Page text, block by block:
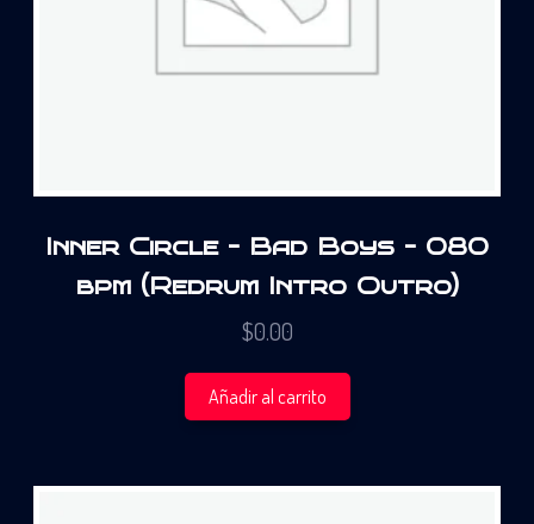
Inner Circle – Bad Boys – 080
bpm (Redrum Intro Outro)
$0.00
Añadir al carrito